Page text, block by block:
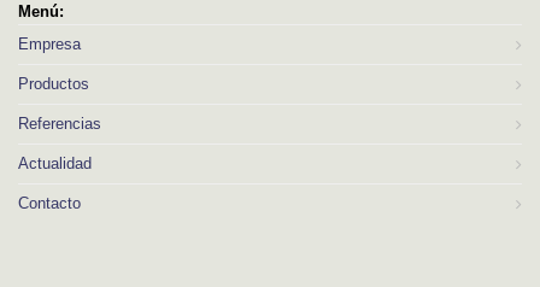
Menú:
Empresa
Productos
Referencias
Actualidad
Contacto